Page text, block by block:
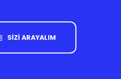
SİZİ ARAYALIM